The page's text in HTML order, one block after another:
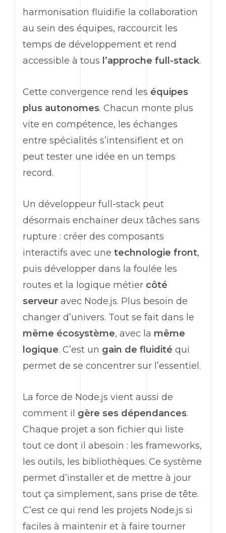
harmonisation fluidifie la collaboration
au sein des équipes, raccourcit les
temps de développement et rend
accessible à tous l’approche full-stack.
Cette convergence rend les équipes
plus autonomes. Chacun monte plus
vite en compétence, les échanges
entre spécialités s’intensifient et on
peut tester une idée en un temps
record.
Un développeur full-stack peut
désormais enchainer deux tâches sans
rupture : créer des composants
interactifs avec une technologie front,
puis développer dans la foulée les
routes et la logique métier côté
serveur avec Node.js. Plus besoin de
changer d’univers. Tout se fait dans le
même écosystème, avec la même
logique. C’est un gain de fluidité qui
permet de se concentrer sur l’essentiel.
La force de Node.js vient aussi de
comment il gère ses dépendances.
Chaque projet a son fichier qui liste
tout ce dont il abesoin : les frameworks,
les outils, les bibliothèques. Ce système
permet d’installer et de mettre à jour
tout ça simplement, sans prise de tête.
C’est ce qui rend les projets Node.js si
faciles à maintenir et à faire tourner